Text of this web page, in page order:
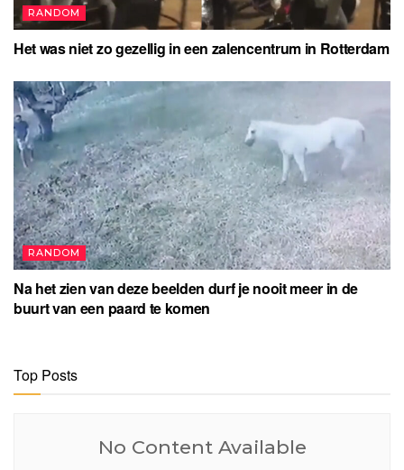
RANDOM
Het was niet zo gezellig in een zalencentrum in Rotterdam
RANDOM
Na het zien van deze beelden durf je nooit meer in de
buurt van een paard te komen
Top Posts
No Content Available